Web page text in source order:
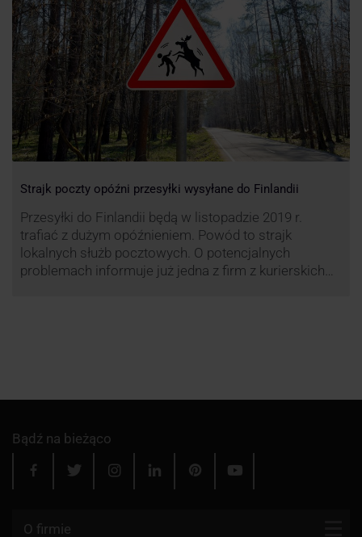
Strajk poczty opóźni przesyłki wysyłane do Finlandii
Przesyłki do Finlandii będą w listopadzie 2019 r.
trafiać z dużym opóźnieniem. Powód to strajk
lokalnych służb pocztowych. O potencjalnych
problemach informuje już jedna z firm z kurierskich
Bądź na bieżąco
O firmie